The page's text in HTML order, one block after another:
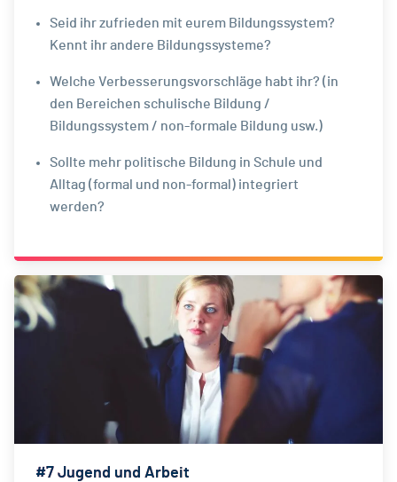
Seid ihr zufrieden mit eurem Bildungssystem?
Kennt ihr andere Bildungssysteme?
Welche Verbesserungsvorschläge habt ihr? (in
den Bereichen schulische Bildung /
Bildungssystem / non-formale Bildung usw.)
Sollte mehr politische Bildung in Schule und
Alltag (formal und non-formal) integriert
werden?
#7 Jugend und Arbeit